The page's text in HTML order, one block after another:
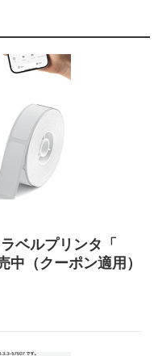
ベルプリンタ「
中（クーポン適用）